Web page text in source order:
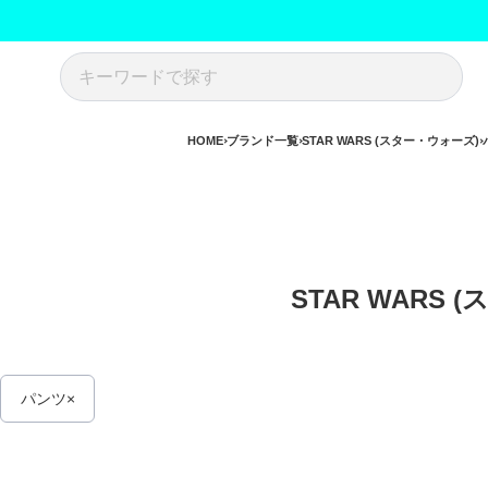
HOME ブランド一覧 STAR WARS (スター・ウォーズ)
STAR WARS (
パンツ